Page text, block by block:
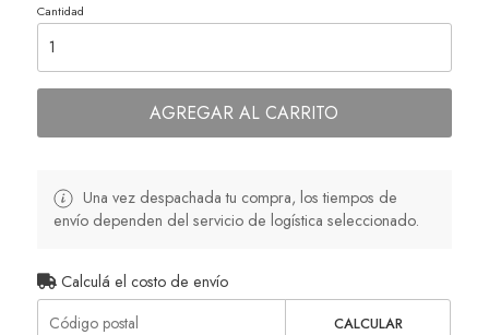
Cantidad
AGREGAR AL CARRITO
Una vez despachada tu compra, los tiempos de
envío dependen del servicio de logística seleccionado.
Calculá el costo de envío
CALCULAR